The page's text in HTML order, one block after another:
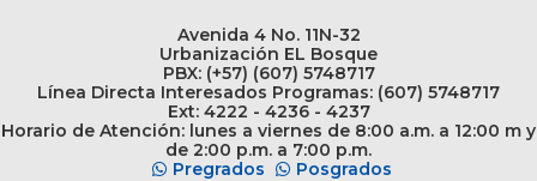
Avenida 4 No. 11N-32
Urbanización EL Bosque
PBX: (+57) (607) 5748717
Línea Directa Interesados Programas: (607) 5748717
Ext: 4222 - 4236 - 4237
Horario de Atención: lunes a viernes de 8:00 a.m. a 12:00 m y
de 2:00 p.m. a 7:00 p.m.
Pregrados
Posgrados